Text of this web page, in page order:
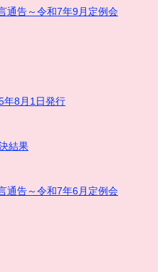
通告～令和7年9月定例会
8月1日発行
結果
通告～令和7年6月定例会